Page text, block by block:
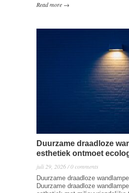
Read more →
Duurzame draadloze
esthetiek ontmoet
juli 29, 2026 / 0 comments
Duurzame draadloze
Duurzame draadloze